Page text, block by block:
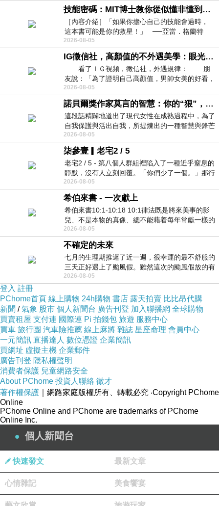
技能密碼：MIT博士教你從似懂非懂到穩定輸出，把專業變事業的職能升級攻略 /麥特．比恩(容錯)
［內容介紹］「如果你擔心自己的技能會過時，
這本書可能是你的救星！」 ──亞當．格蘭特
（Adam Grant），《
2026-08-05
IG徵信社，高顏值的不外遇美學：眼光太高也是一種防禦，為了證明我長得好看，我決定一輩子不外遇！
看了ＩＧ視頻，徵信社，外遇規律： 朋
友說：「為了證明自己高顏值，男帥女美的好看，
且眼光高，我決定一輩子不外遇。」
2026-08-05
諾貝爾獎作家莫言的智慧：你的“狠”，才是最好的自我保護
這段話精闢地道出了現代女性在成熟過程中，為了
自我保護與活出自我，所提煉出的一種智慧與鋒芒
的平衡。 核心解讀與看法
2026-08-05
柒參壹▎老宅2 / 5
老宅2 / 5 - 第八個人群組裡陷入了一種近乎窒息的
靜默，沒有人立刻回覆。「你們少了一個。」那行
字像一顆冰冷的鐵釘，硬生生刺進螢
2026-08-05
希伯來書 - 一次獻上
希伯來書10:1-10:18 10:1律法既是將來美事的影
兒、不是本物的真像、總不能藉着每年常獻一樣的
祭物、叫那近前來的人得以完全。 10
2026-08-05
不確定的未來
七月的生理期推遲了近一週，很幸運的最不舒服的
三天正好遇上了颱風假。雖然這次的颱風假放的有
點虛，因為風雨不大，但這也是最想要的
2026-08-05
登入 註冊
PChome首頁 線上購物 24h購物 書店 露天拍賣 比比昂代購
新聞 /氣象 股市 個人新聞台 廣告刊登 加入聯播網 全球購物
買賣租屋 支付連 國際連 Pi 拍錢包 旅遊 服務中心
買車 旅行團 汽車險推薦 線上麻將 雜誌 星座命理 會員中心
一元簡訊 直播達人 數位憑證 企業簡訊
買網址 虛擬主機 企業郵件
廣告刊登 隱私權聲明
消費者保護 兒童網路安全
About PChome 投資人聯絡 徵才
著作權保護 ｜網路家庭版權所有、轉載必究 ‧Copyright PChome
Online
PChome Online and PChome are trademarks of PChome
Online Inc.
個人新聞台
快速發文 最新文章
心情雜記 美食饗宴